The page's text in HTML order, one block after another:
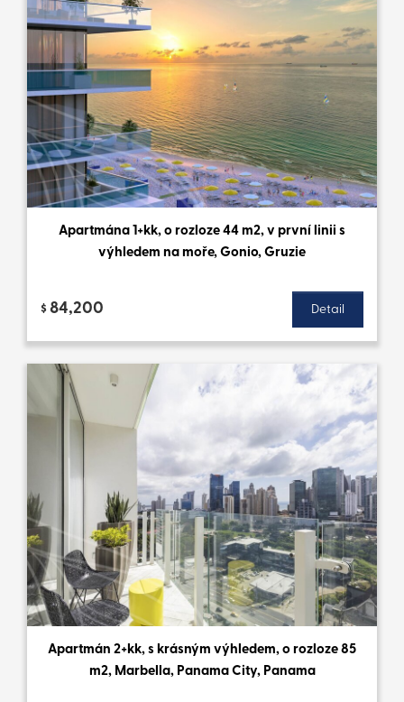
Apartmána 1+kk, o rozloze 44 m2, v první linii s
výhledem na moře, Gonio, Gruzie
$ 84,200 Detail
Apartmán 2+kk, s krásným výhledem, o rozloze 85
m2, Marbella, Panama City, Panama